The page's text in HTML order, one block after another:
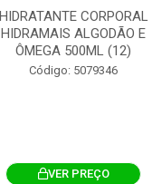
HIDRATANTE CORPORAL
HIDRAMAIS ALGODÃO E
ÔMEGA 500ML (12)
Código: 5079346
VER PREÇO